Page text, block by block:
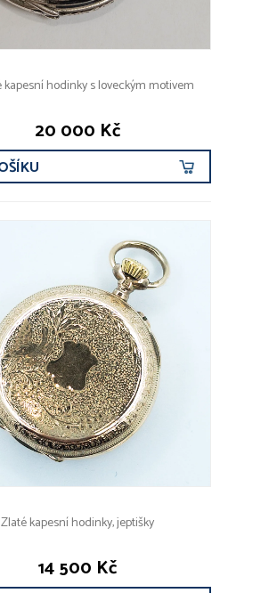
kapesní hodinky s loveckým motivem
20 000 Kč
Zlaté kapesní hodinky, jeptišky
14 500 Kč